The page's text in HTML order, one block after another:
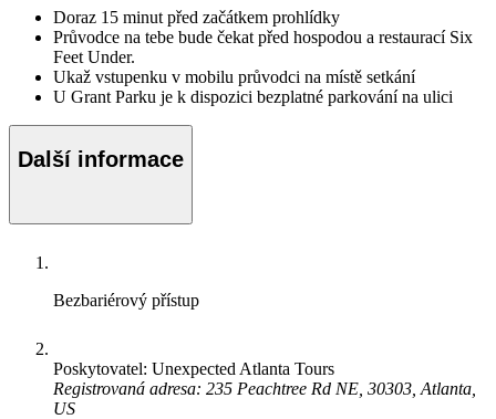
Doraz 15 minut před začátkem prohlídky
Průvodce na tebe bude čekat před hospodou a restaurací Six
Feet Under.
Ukaž vstupenku v mobilu průvodci na místě setkání
U Grant Parku je k dispozici bezplatné parkování na ulici
Další informace
Bezbariérový přístup
Poskytovatel: Unexpected Atlanta Tours
Registrovaná adresa: 235 Peachtree Rd NE, 30303, Atlanta,
US